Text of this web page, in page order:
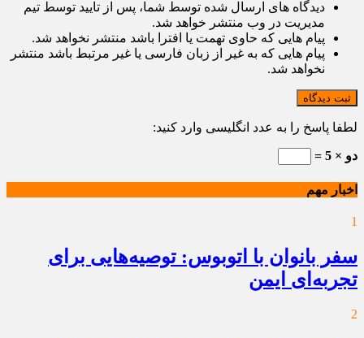
دیدگاه های ارسال شده توسط شما، پس از تایید توسط تیم
مدیریت در وب منتشر خواهد شد.
پیام هایی که حاوی تهمت یا افترا باشد منتشر نخواهد شد.
پیام هایی که به غیر از زبان فارسی یا غیر مرتبط باشد منتشر
نخواهد شد.
ثبت دیدگاه
لطفا پاسخ را به عدد انگلیسی وارد کنید:
دو × 5 =
اخبار مهم
1
سفر بانوان با اتوبوس: توصیه‌هایی برای
تجربه‌ای ایمن
2